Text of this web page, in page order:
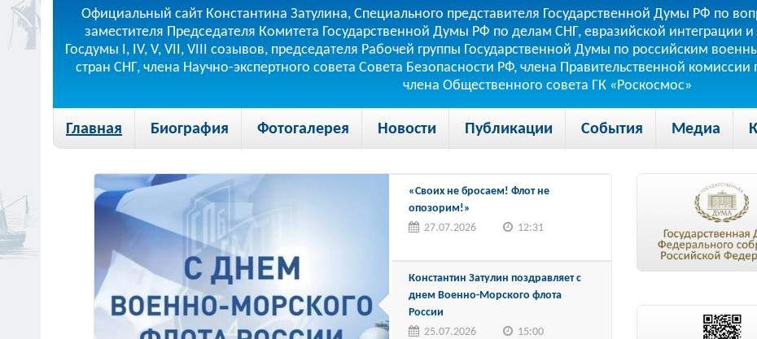
Официальный сайт Константина Затулина, Специального представителя Государственной Думы РФ по
заместителя Председателя Комитета Государственной Думы РФ по делам СНГ, евразийской интеграции и
Госдумы I, IV, V, VII, VIII созывов, председателя Рабочей группы Государственной Думы по российским
стран СНГ, члена Научно-экспертного совета Совета Безопасности РФ, члена Правительственной
члена Общественного совета ГК «Роскосмос»
Главная Биография Фотогалерея Новости Публикации События Медиа
«Своих не бросаем! Флот не
опозорим!»
27.07.2026
12:31
Константин Затулин поздравляет с
днем Военно-Морского флота
России
25.07.2026
15:00